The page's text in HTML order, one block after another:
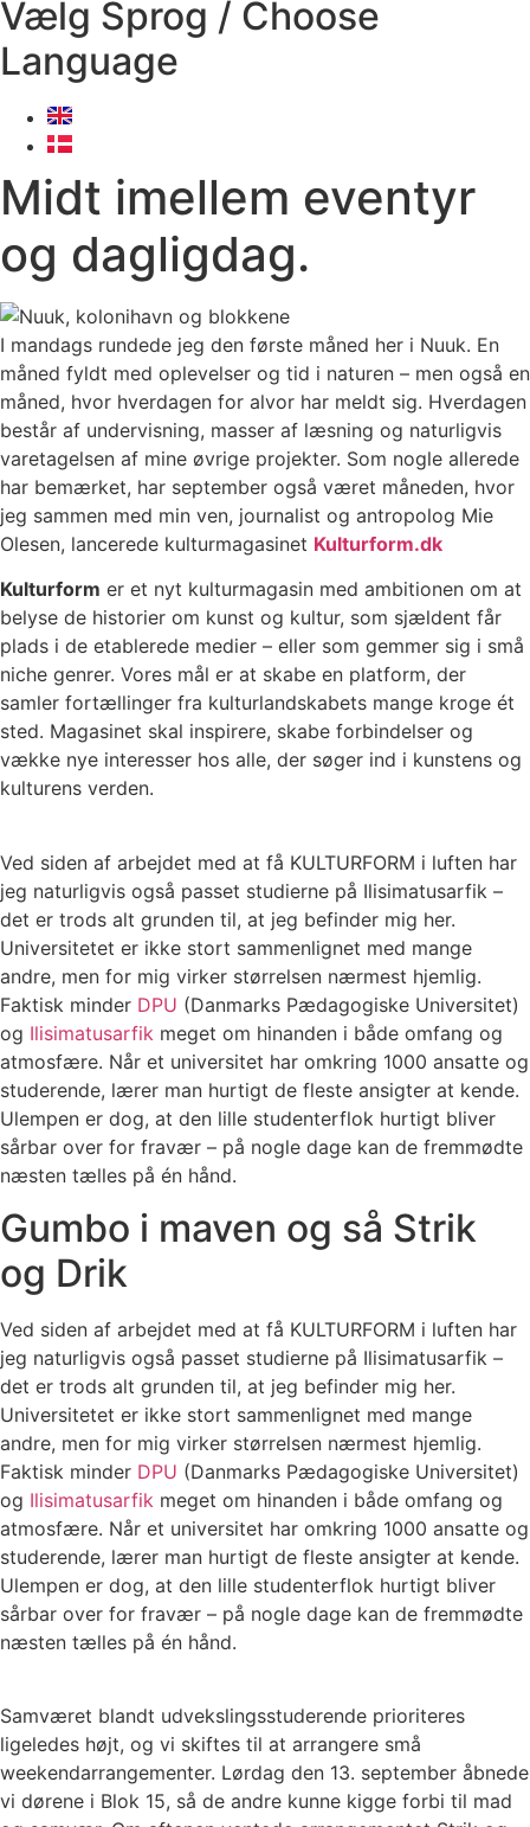
Vælg Sprog / Choose
Language
Midt imellem eventyr
og dagligdag.
I mandags rundede jeg den første måned her i Nuuk. En
måned fyldt med oplevelser og tid i naturen – men også en
måned, hvor hverdagen for alvor har meldt sig. Hverdagen
består af undervisning, masser af læsning og naturligvis
varetagelsen af mine øvrige projekter. Som nogle allerede
har bemærket, har september også været måneden, hvor
jeg sammen med min ven, journalist og antropolog Mie
Olesen, lancerede kulturmagasinet Kulturform.dk
Kulturform er et nyt kulturmagasin med ambitionen om at
belyse de historier om kunst og kultur, som sjældent får
plads i de etablerede medier – eller som gemmer sig i små
niche genrer. Vores mål er at skabe en platform, der
samler fortællinger fra kulturlandskabets mange kroge ét
sted. Magasinet skal inspirere, skabe forbindelser og
vække nye interesser hos alle, der søger ind i kunstens og
kulturens verden.
Ved siden af arbejdet med at få KULTURFORM i luften har
jeg naturligvis også passet studierne på Ilisimatusarfik –
det er trods alt grunden til, at jeg befinder mig her.
Universitetet er ikke stort sammenlignet med mange
andre, men for mig virker størrelsen nærmest hjemlig.
Faktisk minder DPU (Danmarks Pædagogiske Universitet)
og Ilisimatusarfik meget om hinanden i både omfang og
atmosfære. Når et universitet har omkring 1000 ansatte og
studerende, lærer man hurtigt de fleste ansigter at kende.
Ulempen er dog, at den lille studenterflok hurtigt bliver
sårbar over for fravær – på nogle dage kan de fremmødte
næsten tælles på én hånd.
Gumbo i maven og så Strik
og Drik
Ved siden af arbejdet med at få KULTURFORM i luften har
jeg naturligvis også passet studierne på Ilisimatusarfik –
det er trods alt grunden til, at jeg befinder mig her.
Universitetet er ikke stort sammenlignet med mange
andre, men for mig virker størrelsen nærmest hjemlig.
Faktisk minder DPU (Danmarks Pædagogiske Universitet)
og Ilisimatusarfik meget om hinanden i både omfang og
atmosfære. Når et universitet har omkring 1000 ansatte og
studerende, lærer man hurtigt de fleste ansigter at kende.
Ulempen er dog, at den lille studenterflok hurtigt bliver
sårbar over for fravær – på nogle dage kan de fremmødte
næsten tælles på én hånd.
Samværet blandt udvekslingsstuderende prioriteres
ligeledes højt, og vi skiftes til at arrangere små
weekendarrangementer. Lørdag den 13. september åbnede
vi dørene i Blok 15, så de andre kunne kigge forbi til mad